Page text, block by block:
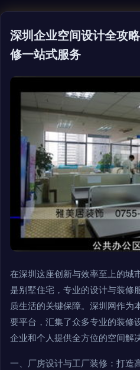
深圳企业空间设计全攻
修一站式服务
在深圳这座创新与效率至上的城
是别墅住宅，专业的设计与装修
质生活的关键保障。深圳网作为
要平台，汇集了众多专业的装修
企业和个人提供全方位的空间解
一、厂房设计与工厂装修：打造